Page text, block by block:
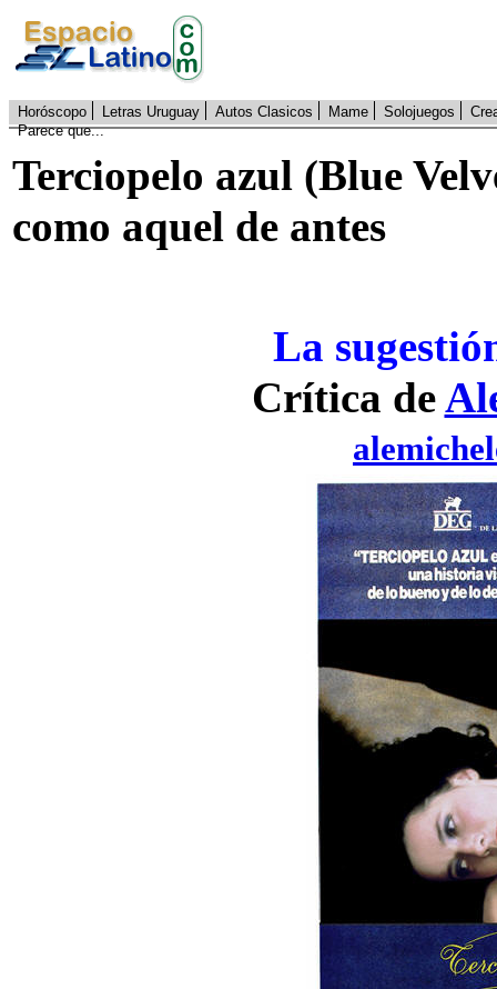
Horóscopo Letras Uruguay Autos Clasicos Mame Solojuegos
Parece que...
Terciopelo azul (Blue
como aquel de antes
La
Crítica de